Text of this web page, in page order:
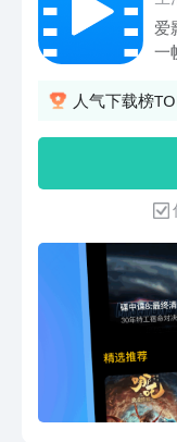
爱
一
的
人气下载榜